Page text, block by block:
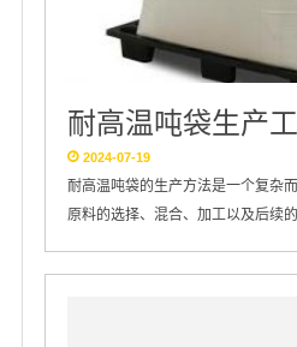
耐高温吨袋生产
2024-07-19
耐高温吨袋的生产方法是一个复杂
原料的选择、混合、加工以及后续